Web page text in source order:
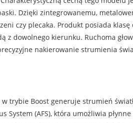
Dzięki zintegrowanemu,
czy plecaka. Produkt posiada klasę
z dowolnego kierunku. Ruchoma
nakierowanie strumienia
trybie Boost generuje strumień
(AFS), która umożliwia